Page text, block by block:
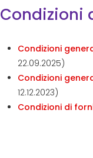
Condizioni
Condizioni
22.09.2025)
Condizioni
12.12.2023)
Condizioni di